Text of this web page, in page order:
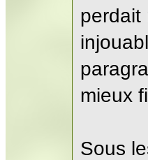
perdait
mieux
Sous